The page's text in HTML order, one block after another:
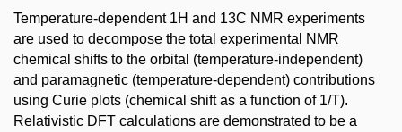
Temperature-dependent 1H and 13C NMR experiments
are used to decompose the total experimental NMR
chemical shifts to the orbital (temperature-independent)
and paramagnetic (temperature-dependent) contributions
using Curie plots (chemical shift as a function of 1/T).
Relativistic DFT calculations are demonstrated to be a